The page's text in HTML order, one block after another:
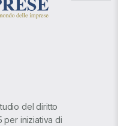
del diritto
per iniziativa di